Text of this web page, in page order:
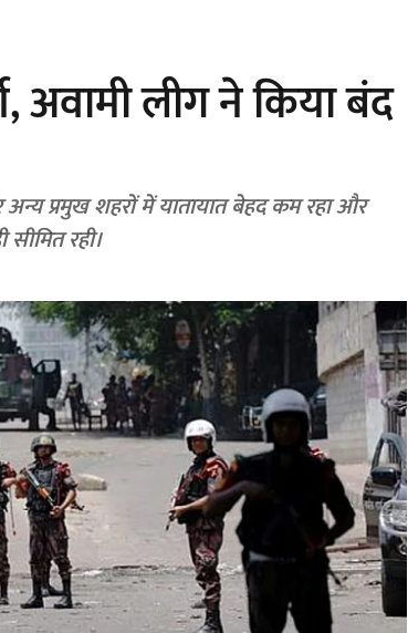
अवामी लीग ने किया बंद
प्रमुख शहरों में यातायात बेहद कम रहा और
रही।